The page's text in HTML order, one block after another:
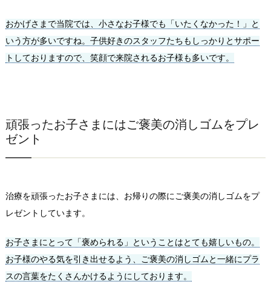
おかげさまで当院では、小さなお子様でも「いたくなかった！」と
いう方が多いですね。子供好きのスタッフたちもしっかりとサポー
トしておりますので、笑顔で来院されるお子様も多いです。
頑張ったお子さまにはご褒美の消しゴムをプレ
ゼント
治療を頑張ったお子さまには、お帰りの際にご褒美の消しゴムをプ
レゼントしています。
お子さまにとって「褒められる」ということはとても嬉しいもの。
お子様のやる気を引き出せるよう、ご褒美の消しゴムと一緒にプラ
スの言葉をたくさんかけるようにしております。